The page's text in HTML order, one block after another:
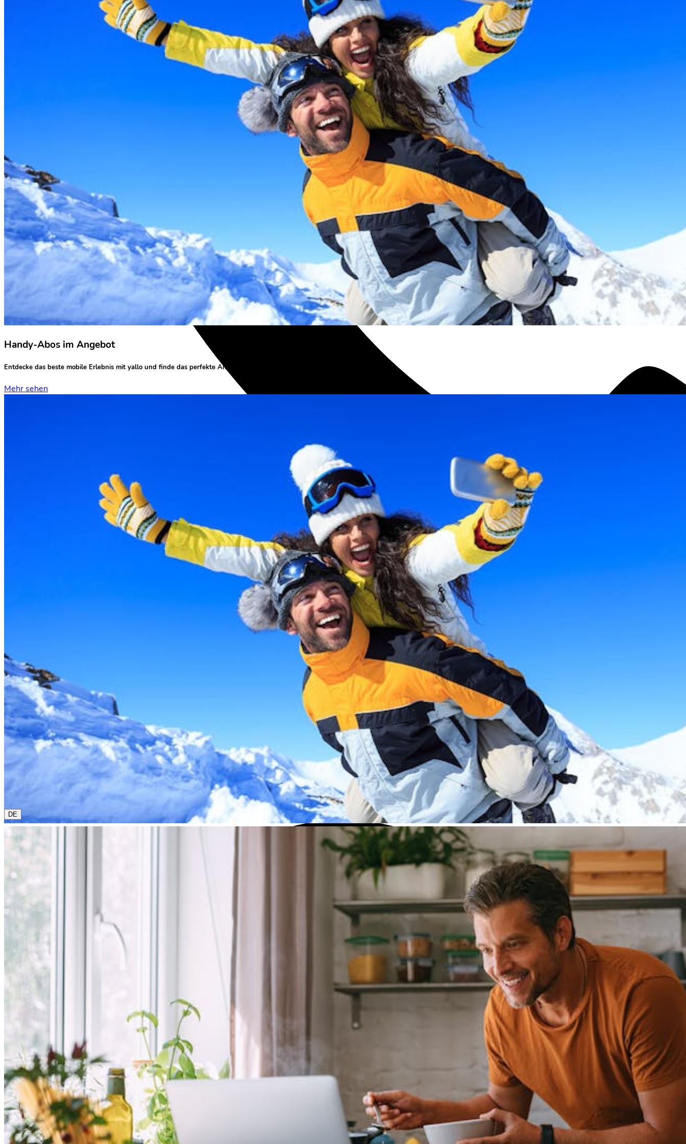
0800 00 48 48
Die aktuelle Sprache ist Deutsch. Bitte wähle eine andere aus diesem Menü, wenn Du sie ändern möchtest.
DE
Handy-Abos im Angebot
Entdecke das beste mobile Erlebnis mit yallo und finde das perfekte Angebot mit einem unserer Abos.
Mehr sehen